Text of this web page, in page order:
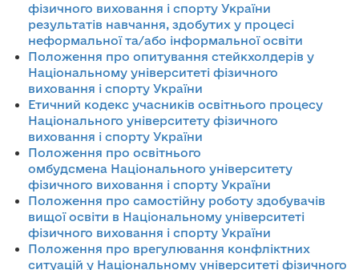
фізичного виховання і спорту України
результатів навчання, здобутих у процесі
неформальної та/або інформальної освіти
Положення про опитування стейкхолдерів у
Національному університеті фізичного
виховання і спорту України
Етичний кодекс учасників освітнього процесу
Національного університету фізичного
виховання і спорту України
Положення про освітнього
омбудсмена Національного університету
фізичного виховання і спорту України
Положення про самостійну роботу здобувачів
вищої освіти в Національному університеті
фізичного виховання і спорту України
Положення про врегулювання конфліктних
ситуацій у Національному університеті фізичного